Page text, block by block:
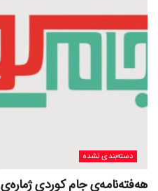
دسته‌بندی نشده
هەفتەنامەی جام کوردی ژمارەی 328